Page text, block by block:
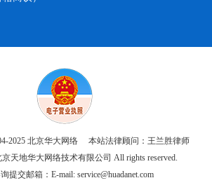
2025 北京华大网络 本站法律顾问：王兰胜律师
天地华大网络技术有限公司 All rights reserved.
提交邮箱：E-mail: service@huadanet.com